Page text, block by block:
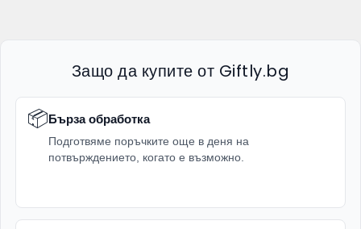
Защо да купите от Giftly.bg
📦Бърза обработка
Подготвяме поръчките още в деня на
потвърждението, когато е възможно.